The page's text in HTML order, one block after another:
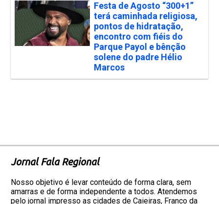
Festa de Agosto “300+1”
terá caminhada religiosa,
pontos de hidratação,
encontro com fiéis do
Parque Payol e bênção
solene do padre Hélio
Marcos
Jornal Fala Regional
Nosso objetivo é levar conteúdo de forma clara, sem
amarras e de forma independente a todos. Atendemos
pelo jornal impresso as cidades de Caieiras, Franco da